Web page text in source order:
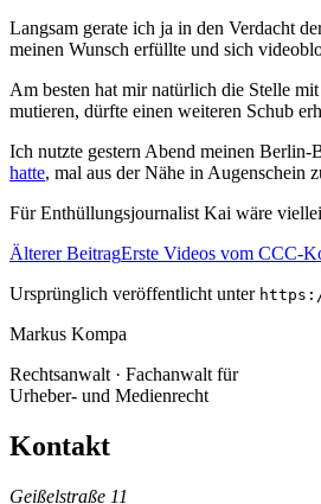
Langsam gerate ich ja in den Verdacht
meinen Wunsch erfüllte und sich
Am besten hat mir natürlich die Stelle
mutieren, dürfte einen weiteren Schub
Ich nutzte gestern Abend meinen
hatte, mal aus der Nähe in Augenschein
Für Enthüllungsjournalist Kai wäre
Älterer BeitragErste Videos vom CCC-
Ursprünglich veröffentlicht unter
Markus Kompa
Rechtsanwalt · Fachanwalt für
Urheber- und Medienrecht
Kontakt
Geißelstraße 11